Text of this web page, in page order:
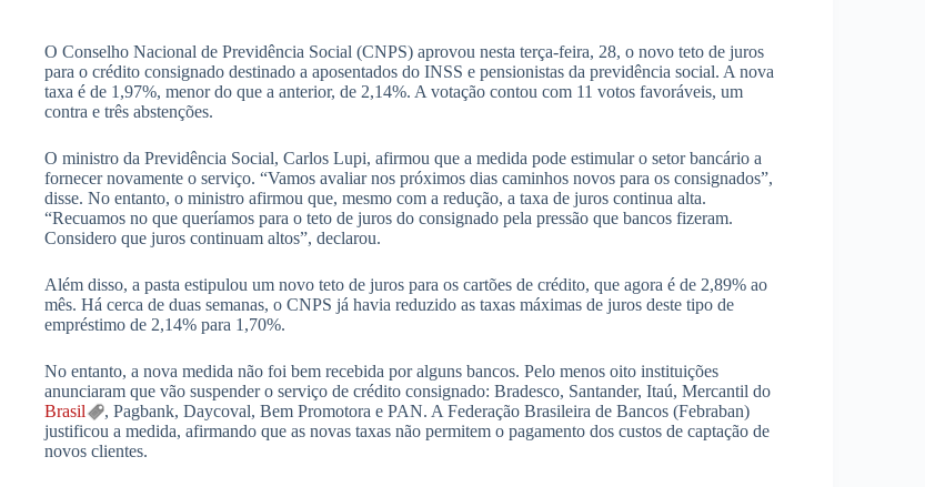
O Conselho Nacional de Previdência Social (CNPS) aprovou nesta terça-feira, 28, o novo teto de juros
para o crédito consignado destinado a aposentados do INSS e pensionistas da previdência social. A nova
taxa é de 1,97%, menor do que a anterior, de 2,14%. A votação contou com 11 votos favoráveis, um
contra e três abstenções.
O ministro da Previdência Social, Carlos Lupi, afirmou que a medida pode estimular o setor bancário a
fornecer novamente o serviço. “Vamos avaliar nos próximos dias caminhos novos para os consignados”,
disse. No entanto, o ministro afirmou que, mesmo com a redução, a taxa de juros continua alta.
“Recuamos no que queríamos para o teto de juros do consignado pela pressão que bancos fizeram.
Considero que juros continuam altos”, declarou.
Além disso, a pasta estipulou um novo teto de juros para os cartões de crédito, que agora é de 2,89% ao
mês. Há cerca de duas semanas, o CNPS já havia reduzido as taxas máximas de juros deste tipo de
empréstimo de 2,14% para 1,70%.
No entanto, a nova medida não foi bem recebida por alguns bancos. Pelo menos oito instituições
anunciaram que vão suspender o serviço de crédito consignado: Bradesco, Santander, Itaú, Mercantil do
Brasil
, Pagbank, Daycoval, Bem Promotora e PAN. A Federação Brasileira de Bancos (Febraban)
justificou a medida, afirmando que as novas taxas não permitem o pagamento dos custos de captação de
novos clientes.